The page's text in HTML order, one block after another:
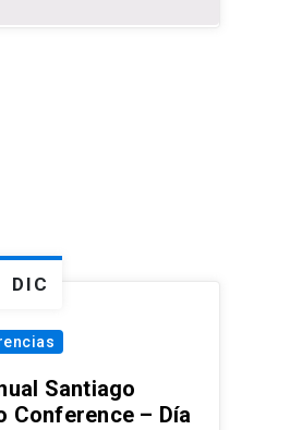
DIC
Santiago
Conference – Día